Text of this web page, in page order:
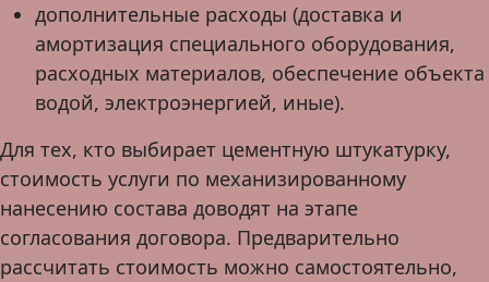
дополнительные расходы (доставка и
амортизация специального оборудования,
расходных материалов, обеспечение объекта
водой, электроэнергией, иные).
Для тех, кто выбирает цементную штукатурку,
стоимость услуги по механизированному
нанесению состава доводят на этапе
согласования договора. Предварительно
рассчитать стоимость можно самостоятельно,